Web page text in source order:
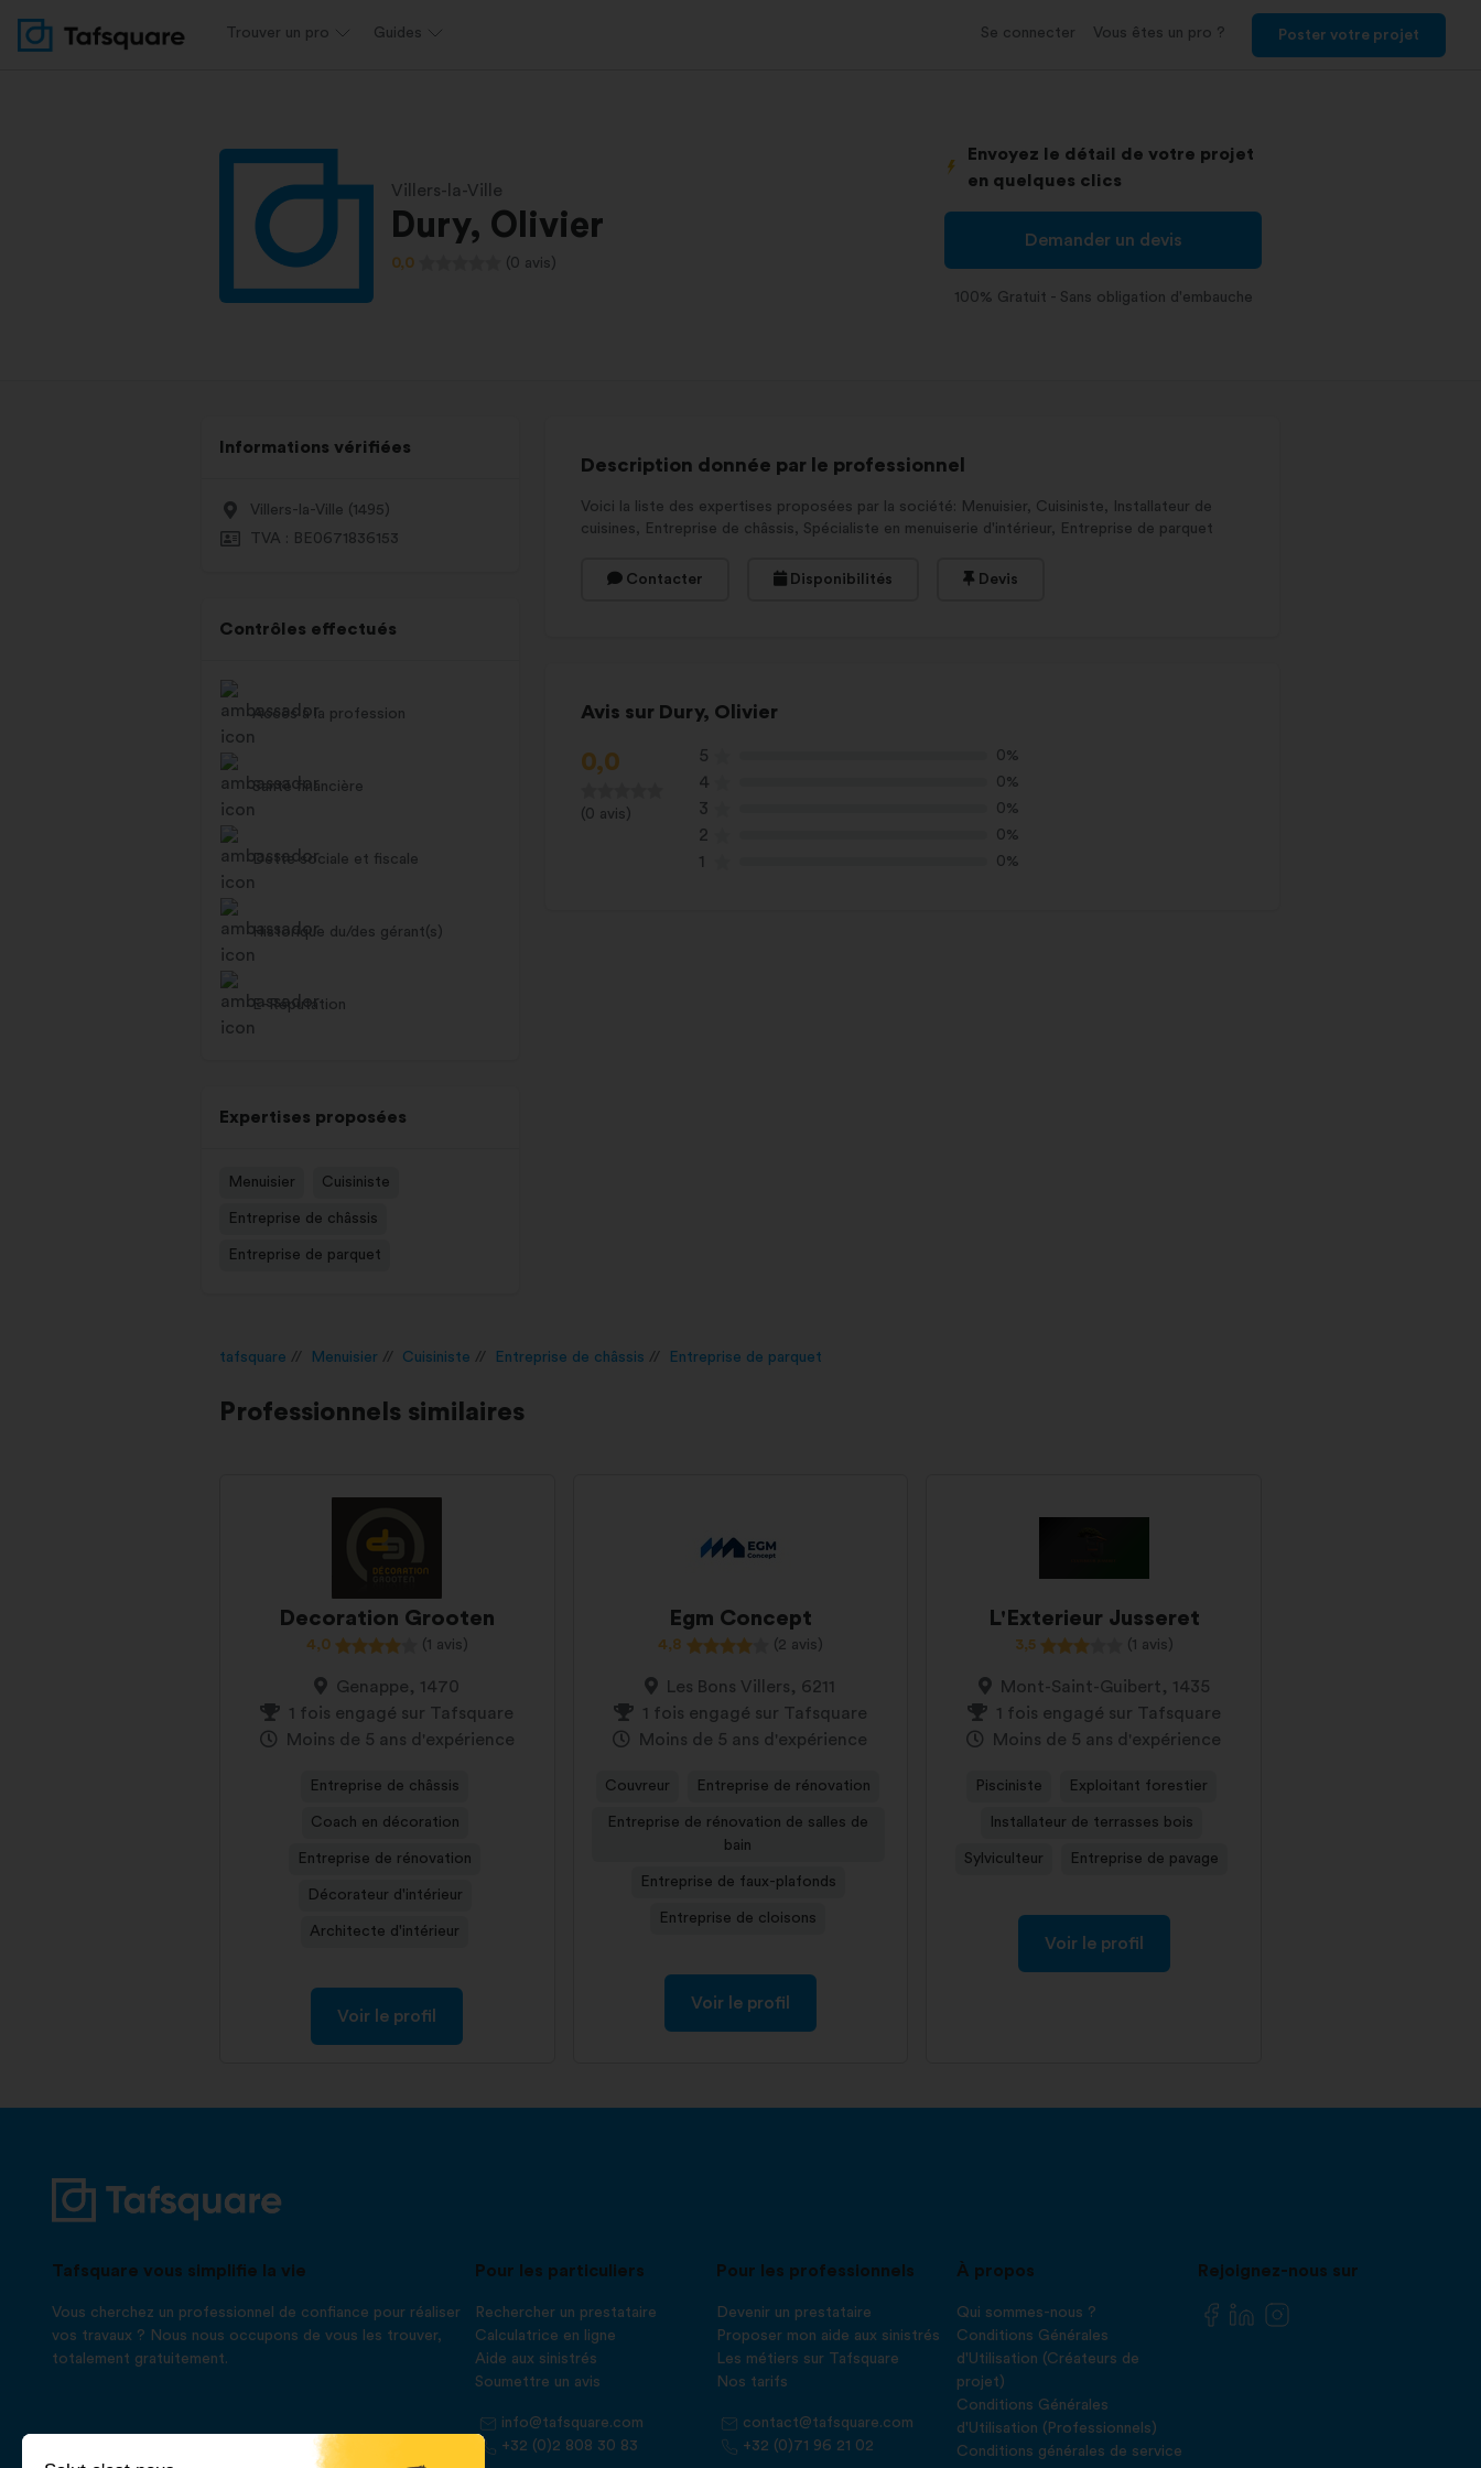
Trouver un pro Guides Se connecter Vous êtes un pro ? Poster votre projet
Villers-la-Ville
Dury, Olivier
0,0 (0 avis)
Envoyez le détail de votre projet
en quelques clics
Demander un devis
100% Gratuit - Sans obligation d'embauche
Informations vérifiées
Villers-la-Ville (1495)
TVA : BE0671836153
Contrôles effectués
Accès à la profession
Santé financière
Dette sociale et fiscale
Historique du/des gérant(s)
E-Réputation
Expertises proposées
Menuisier Cuisiniste
Entreprise de châssis
Entreprise de parquet
Description donnée par le professionnel
Voici la liste des expertises proposées par la société: Menuisier, Cuisiniste, Installateur de
cuisines, Entreprise de châssis, Spécialiste en menuiserie d'intérieur, Entreprise de parquet
Contacter Disponibilités Devis
Avis sur Dury, Olivier
0,0
(0 avis)
5 0%
4 0%
3 0%
2 0%
1 0%
tafsquare Menuisier Cuisiniste Entreprise de châssis Entreprise de parquet
Professionnels similaires
Decoration Grooten
4,0 (1 avis)
Genappe, 1470
1 fois engagé sur Tafsquare
Moins de 5 ans d'expérience
Entreprise de châssis
Coach en décoration
Entreprise de rénovation
Décorateur d'intérieur
Architecte d'intérieur
Voir le profil
Egm Concept
4,8 (2 avis)
Les Bons Villers, 6211
1 fois engagé sur Tafsquare
Moins de 5 ans d'expérience
Couvreur Entreprise de rénovation
Entreprise de rénovation de salles de
bain
Entreprise de faux-plafonds
Entreprise de cloisons
Voir le profil
L'Exterieur Jusseret
3,5 (1 avis)
Mont-Saint-Guibert, 1435
1 fois engagé sur Tafsquare
Moins de 5 ans d'expérience
Pisciniste Exploitant forestier
Installateur de terrasses bois
Sylviculteur Entreprise de pavage
Voir le profil
Tafsquare vous simplifie la vie
Vous cherchez un professionnel de confiance pour réaliser
vos travaux ? Nous nous occupons de vous les trouver,
totalement gratuitement.
Pour les particuliers
Rechercher un prestataire
Calculatrice en ligne
Aide aux sinistrés
Soumettre un avis
info@tafsquare.com
+32 (0)2 808 30 83
Pour les professionnels
Devenir un prestataire
Proposer mon aide aux sinistrés
Les métiers sur Tafsquare
Nos tarifs
contact@tafsquare.com
+32 (0)71 96 21 02
À propos
Qui sommes-nous ?
Conditions Générales
d'Utilisation (Créateurs de
projet)
Conditions Générales
d'Utilisation (Professionnels)
Conditions générales de service
Rejoignez-nous sur